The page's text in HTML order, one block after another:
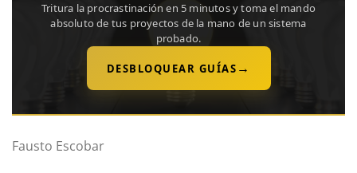
Tritura la procrastinación en 5 minutos y toma el mando
absoluto de tus proyectos de la mano de un sistema
probado.
DESBLOQUEAR GUÍAS →
Fausto Escobar